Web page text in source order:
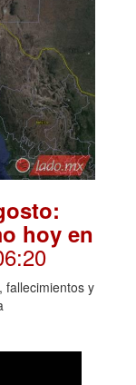
hoy en
fallecimientos y